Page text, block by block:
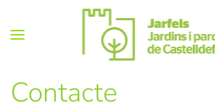
content
Contacte